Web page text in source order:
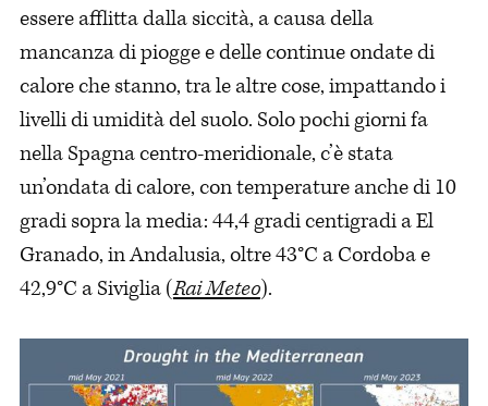
essere afflitta dalla siccità, a causa della
mancanza di piogge e delle continue ondate di
calore che stanno, tra le altre cose, impattando i
livelli di umidità del suolo. Solo pochi giorni fa
nella Spagna centro-meridionale, c’è stata
un’ondata di calore, con temperature anche di 10
gradi sopra la media: 44,4 gradi centigradi a El
Granado, in Andalusia, oltre 43°C a Cordoba e
42,9°C a Siviglia (Rai Meteo).